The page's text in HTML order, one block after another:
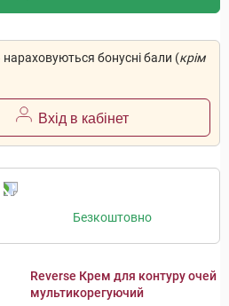
нараховуються бонусні бали (крім
Вхід в кабінет
Безкоштовно
Reverse Крем для контуру очей
мультикорегуючий